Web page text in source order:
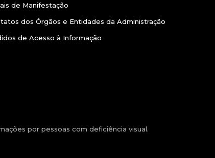
de Manifestação
dos Órgãos e Entidades da Administração
de Acesso à Informação
por pessoas com deficiência visual.